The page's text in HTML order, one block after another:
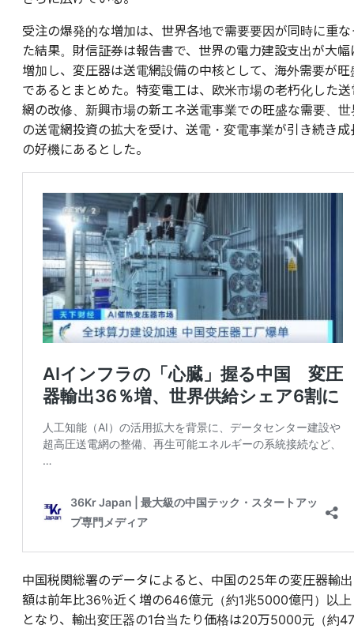
受注の爆発的な増加は、世界各地で需要要因が同時に重な
た結果。財信証券は報告書で、世界の電力建設支出が大幅
増加し、変圧器は送電網設備の中核として、海外需要が旺
であるとまとめた。特変電工は、欧米市場の老朽化した送
網の改修、新興市場の新エネ送電事業での旺盛な需要、世
の送電網投資の拡大を受け、送電・変電事業が引き続き成
の好機にあるとした。
中国税関総署のデータによると、中国の25年の変圧器輸出
額は前年比36％近く増の646億元（約1兆5000億円）以上
となり、輸出変圧器の1台当たり価格は20万5000元（約